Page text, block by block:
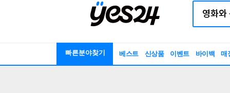
빠른분야찾기 베스트 신상품 이벤트 바이백 매